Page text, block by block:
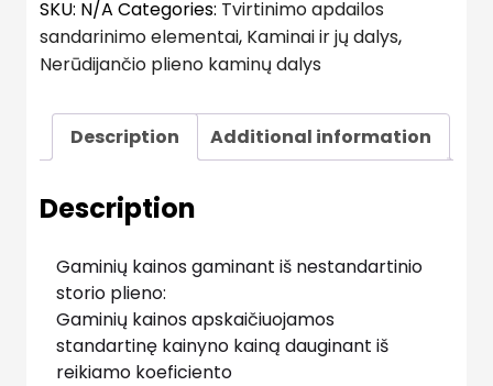
SKU: N/A Categories: Tvirtinimo apdailos
sandarinimo elementai, Kaminai ir jų dalys,
Nerūdijančio plieno kaminų dalys
Description Additional information
Description
Gaminių kainos gaminant iš nestandartinio
storio plieno:
Gaminių kainos apskaičiuojamos
standartinę kainyno kainą dauginant iš
reikiamo koeficiento